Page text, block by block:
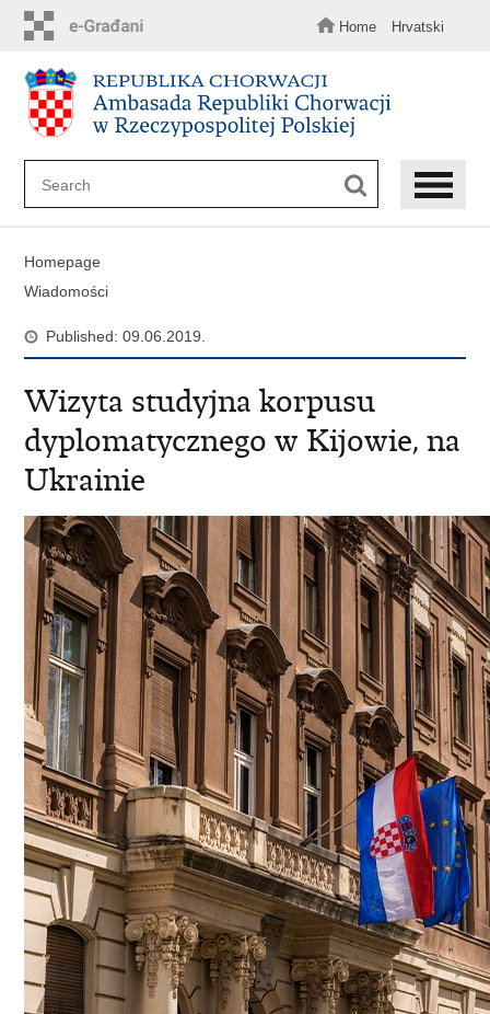
content
Home Hrvatski
Homepage
Wiadomości
Published: 09.06.2019.
Wizyta studyjna korpusu
dyplomatycznego w Kijowie, na
Ukrainie